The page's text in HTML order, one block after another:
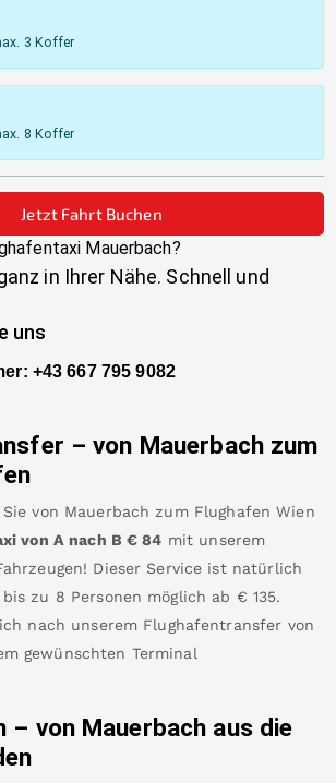
3 Koffer
8 Koffer
Jetzt Fahrt Buchen
Mauerbach?
in Ihrer Nähe. Schnell und
uns
: +43 667 795 9082
– von Mauerbach zum
von Mauerbach zum Flughafen Wien
von A nach B €84 mit unserem
Dieser Service ist natürlich
zu 8 Personen möglich ab € 135.
nach unserem Flughafentransfer von
gewünschten Terminal
– von Mauerbach aus die